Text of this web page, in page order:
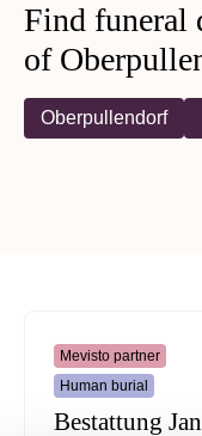
Find funeral
of
Oberpullendorf
Mevisto partner
Human burial
Bestattung